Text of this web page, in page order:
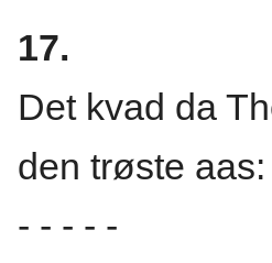
17.
Det kvad da
den trøste aas:
- - - - -